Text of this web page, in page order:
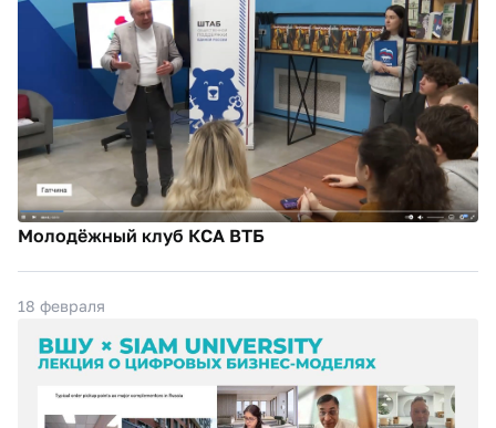
Молодёжный клуб КСА ВТБ
18 февраля